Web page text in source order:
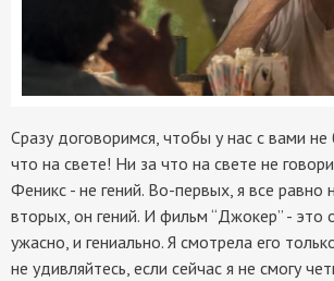
Сразу договоримся, чтобы у нас с вами
что на свете! Ни за что на свете не
Феникс - не гений. Во-первых, я все равно
вторых, он гений. И фильм “Джокер” - это
ужасно, и гениально. Я смотрела его
не удивляйтесь, если сейчас я не смогу